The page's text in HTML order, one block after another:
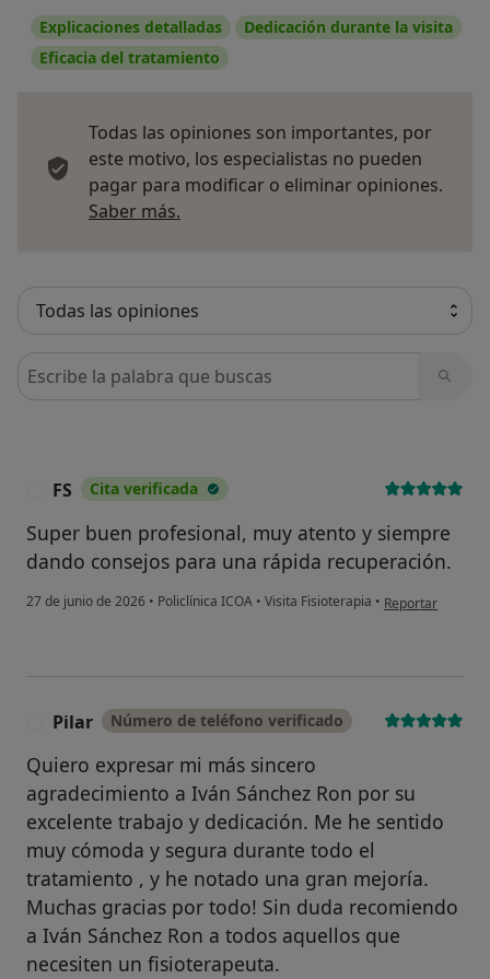
Explicaciones detalladas
Dedicación durante la visita
Eficacia del tratamiento
Todas las opiniones son importantes, por
este motivo, los especialistas no pueden
pagar para modificar o eliminar opiniones.
Saber más.
Busca en opiniones
FS Cita verificada
Super buen profesional, muy atento y siempre
dando consejos para una rápida recuperación.
27 de junio de 2026 • Policlínica ICOA • Visita Fisioterapia • en opinión del
Reportar
Pilar Número de teléfono verificado
Quiero expresar mi más sincero
agradecimiento a Iván Sánchez Ron por su
excelente trabajo y dedicación. Me he sentido
muy cómoda y segura durante todo el
tratamiento , y he notado una gran mejoría.
Muchas gracias por todo! Sin duda recomiendo
a Iván Sánchez Ron a todos aquellos que
necesiten un fisioterapeuta.